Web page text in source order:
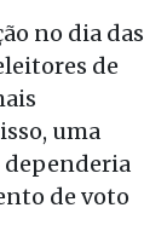
no dia das
de
uma
de voto